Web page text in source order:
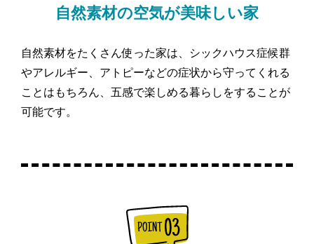
自然素材の空気が美味しい家
自然素材をたくさん使った家は、シックハウス症候群
やアレルギー、アトピーなどの症状から守ってくれる
ことはもちろん、五感で楽しめる暮らしをすることが
可能です。